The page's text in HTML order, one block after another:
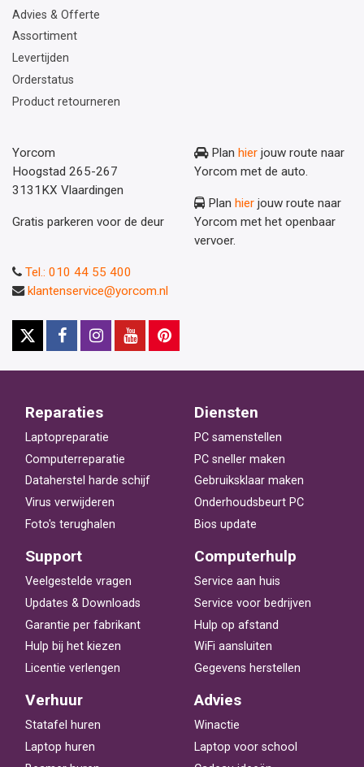
Advies & Offerte
Assortiment
Levertijden
Orderstatus
Product retourneren
Yorcom
Hoogstad 265-267
3131KX Vlaardingen
Gratis parkeren voor de deur
Plan hier jouw route naar
Yorcom met de auto.
Plan hier jouw route naar
Yorcom met het openbaar
vervoer.
Tel.: 010 44 55 400
klantenservice@yorcom.nl
Reparaties
Laptopreparatie
Computerreparatie
Dataherstel harde schijf
Virus verwijderen
Foto's terughalen
Diensten
PC samenstellen
PC sneller maken
Gebruiksklaar maken
Onderhoudsbeurt PC
Bios update
Support
Veelgestelde vragen
Updates & Downloads
Garantie per fabrikant
Hulp bij het kiezen
Licentie verlengen
Computerhulp
Service aan huis
Service voor bedrijven
Hulp op afstand
WiFi aansluiten
Gegevens herstellen
Verhuur
Statafel huren
Laptop huren
Advies
Winactie
Laptop voor school